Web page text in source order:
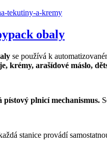
obaly
se používá k
krémy, arašídové máslo,
plnicí mechanismus.
stanice provádí